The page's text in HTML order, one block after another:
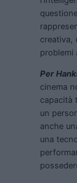
creativa,
problemi
Per
cinema
capacità
un
anche
una